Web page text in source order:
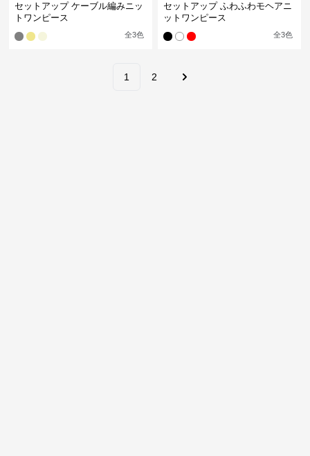
セットアップ ケーブル編みニッ
トワンピース
全3色
セットアップ ふわふわモヘアニ
ットワンピース
全3色
1 2